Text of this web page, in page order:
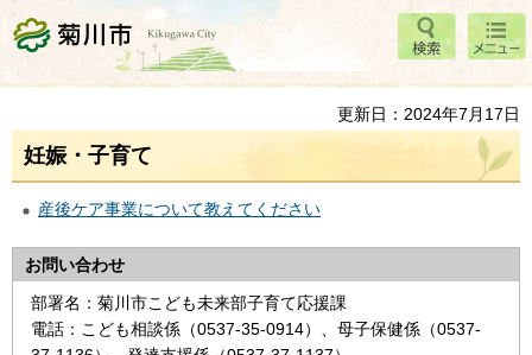
菊川市 検索
メニ
ュー
更新日：2024年7月17日
妊娠・子育て
産後ケア事業について教えてください
お問い合わせ
部署名：菊川市こども未来部子育て応援課
電話：こども相談係（0537-35-0914）、母子保健係（0537-